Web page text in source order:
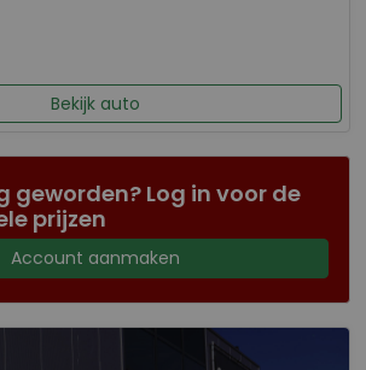
Bekijk auto
geworden? Log in voor de
prijzen
Account aanmaken